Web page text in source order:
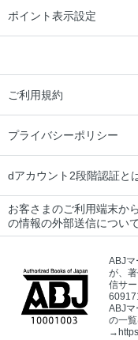
ポイント表示設定
ご利用規約
プライバシーポリシー
dアカウント2段階認証と
お客さまのご利用端末から
の情報の外部送信につい
ABJマ
が、
信サ
ABJマ
の一
→